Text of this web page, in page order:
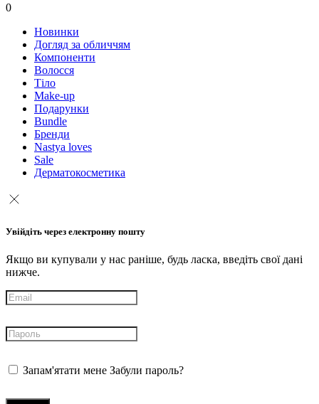
0
Новинки
Догляд за обличчям
Компоненти
Волосся
Тіло
Make-up
Подарунки
Bundle
Бренди
Nastya loves
Sale
Дерматокосметика
Увійдіть через електронну пошту
Якщо ви купували у нас раніше, будь ласка, введіть свої дані
нижче.
Запам'ятати мене Забули пароль?